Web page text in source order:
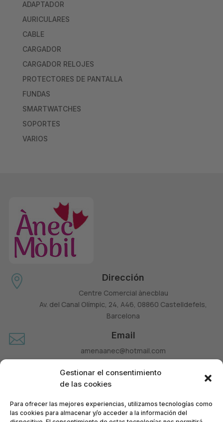
Gestionar el consentimiento
de las cookies
Para ofrecer las mejores experiencias, utilizamos tecnologías como
las cookies para almacenar y/o acceder a la información del
ADAPTADOR
AURICULARES
CABLE
CARGADOR
CARGADOR RELOJES
PROTECTORES DE PANTALLA
FUNDAS
SMARTWATCHES
SOPORTES
VARIOS
 Dirección
Centre Comercial ànecblau
Av. del Canal Olímpic, 24, A46, 08860 Castelldefels,
Barcelona
 Email
amenaanec@hotmail.com
Teléfono
660 677 963